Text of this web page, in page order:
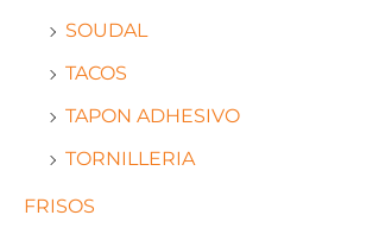
SOUDAL
TACOS
TAPON ADHESIVO
TORNILLERIA
FRISOS